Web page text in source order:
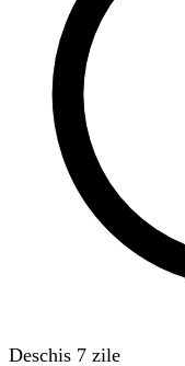
Deschis 7 zile